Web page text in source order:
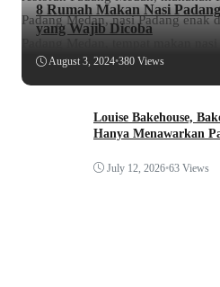
8 Rumah Makan Nasi
yang Wajib Dicoba
August 3, 2024•380 Views
Louise Bakehouse,
Hanya Menawarkan
July 12, 2026•63 Views